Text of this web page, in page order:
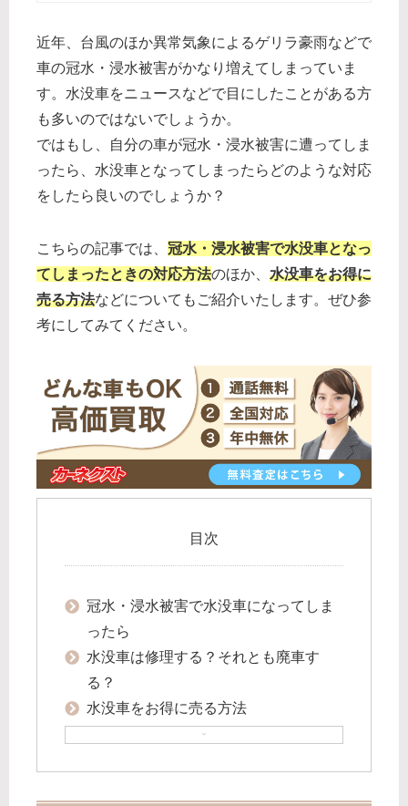
近年、台風のほか異常気象によるゲリラ豪雨などで
車の冠水・浸水被害がかなり増えてしまっていま
す。水没車をニュースなどで目にしたことがある方
も多いのではないでしょうか。
ではもし、自分の車が冠水・浸水被害に遭ってしま
ったら、水没車となってしまったらどのような対応
をしたら良いのでしょうか？
こちらの記事では、 冠水・浸水被害で水没車となっ
てしまったときの対応方法のほか、 水没車をお得に
売る方法などについてもご紹介いたします。ぜひ参
考にしてみてください。
目次
冠水・浸水被害で水没車になってしま
ったら
水没車は修理する？それとも廃車す
る？
水没車をお得に売る方法